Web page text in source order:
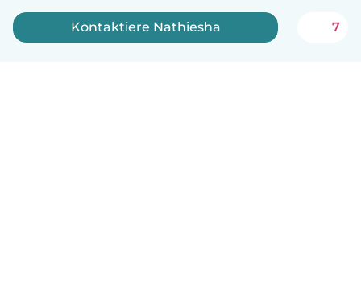
Kontaktiere Nathiesha 7